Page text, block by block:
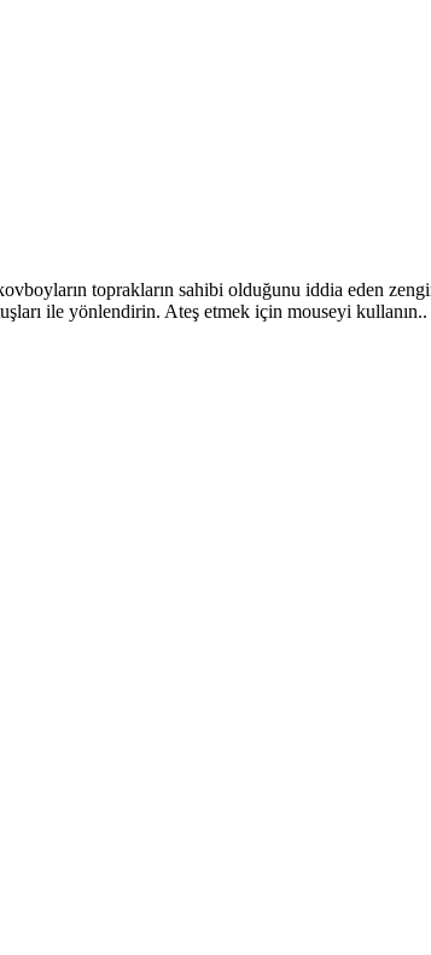
toprakların sahibi olduğunu iddia eden
ile yönlendirin. Ateş etmek için mouseyi